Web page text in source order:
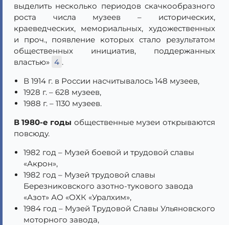
выделить несколько периодов скачкообразного
роста числа музеев – исторических,
краеведческих, мемориальных, художественных
и проч., появление которых стало результатом
общественных инициатив, поддержанных
властью» 4 .
В 1914 г. в России насчитывалось 148 музеев,
1928 г. – 628 музеев,
1988 г. – 1130 музеев.
В 1980-е годы общественные музеи открываются
повсюду.
1982 год – Музей боевой и трудовой славы
«Акрон»,
1982 год – Музей трудовой славы
Березниковского азотно-тукового завода
«Азот» АО «ОХК «Уралхим»,
1984 год – Музей Трудовой Славы Ульяновского
моторного завода,